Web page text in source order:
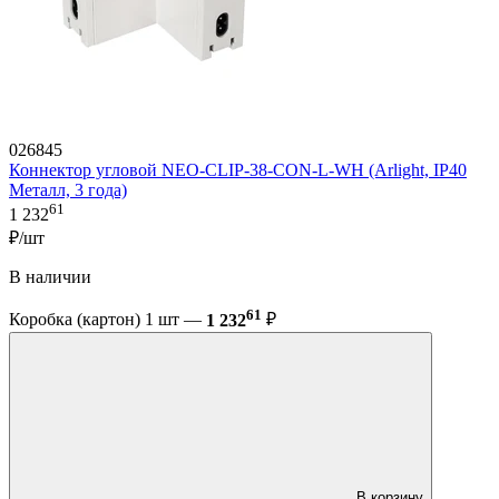
026845
Коннектор угловой NEO-CLIP-38-CON-L-WH (Arlight, IP40
Металл, 3 года)
1 23261
₽/шт
В наличии
Коробка (картон) 1 шт — 1 23261 ₽